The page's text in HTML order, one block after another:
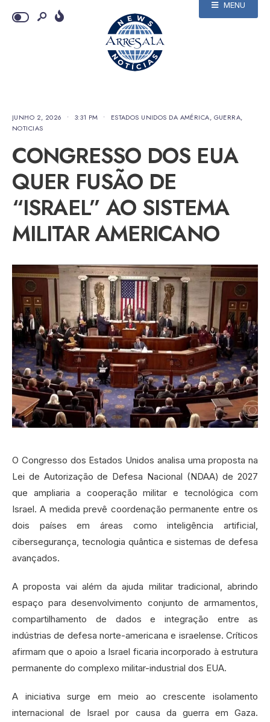
MENU
JUNHO 2, 2026 • 3:31 PM • ESTADOS UNIDOS DA AMÉRICA, GUERRA,
NOTICIAS
CONGRESSO DOS EUA
QUER FUSÃO DE
“ISRAEL” AO SISTEMA
MILITAR AMERICANO
O Congresso dos Estados Unidos analisa uma proposta na
Lei de Autorização de Defesa Nacional (NDAA) de 2027
que ampliaria a cooperação militar e tecnológica com
Israel. A medida prevê coordenação permanente entre os
dois países em áreas como inteligência artificial,
cibersegurança, tecnologia quântica e sistemas de defesa
avançados.
A proposta vai além da ajuda militar tradicional, abrindo
espaço para desenvolvimento conjunto de armamentos,
compartilhamento de dados e integração entre as
indústrias de defesa norte-americana e israelense. Críticos
afirmam que o apoio a Israel ficaria incorporado à estrutura
permanente do complexo militar-industrial dos EUA.
A iniciativa surge em meio ao crescente isolamento
internacional de Israel por causa da guerra em Gaza.